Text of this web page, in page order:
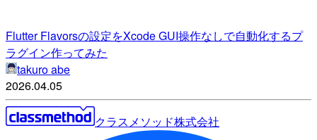
Flutter Flavorsの設定をXcode GUI操作なしで自動化するプ
ラグイン作ってみた
takuro abe
2026.04.05
クラスメソッド株式会社